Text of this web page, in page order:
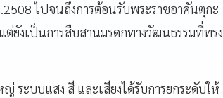
ไปจนถึงการต้อนรับพระราชอาคันตุกะ
ยังเป็นการสืบสานมรดกทางวัฒนธรรมที่ทรง
ระบบแสง สี และเสียงได้รับการยกระดับให้